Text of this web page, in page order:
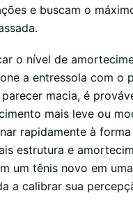
e buscam o
o nível de
a entressola com o
macia, é
mais leve ou
rapidamente à
estrutura e
um tênis novo em
a calibrar sua